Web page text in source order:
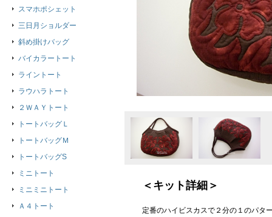
＜キット詳細＞
定番のハイビスカスで２分の１のパタ
スマホポシェット
三日月ショルダー
斜め掛けバッグ
バイカラートート
ライントート
ラウハラトート
２ＷＡＹトート
トートバッグＬ
トートバッグＭ
トートバッグS
ミニトート
ミニミニトート
Ａ４トート